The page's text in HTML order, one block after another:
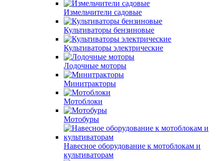
Измельчители садовые
Культиваторы бензиновые
Культиваторы электрические
Лодочные моторы
Минитракторы
Мотоблоки
Мотобуры
Навесное оборудование к мотоблокам и
культиваторам